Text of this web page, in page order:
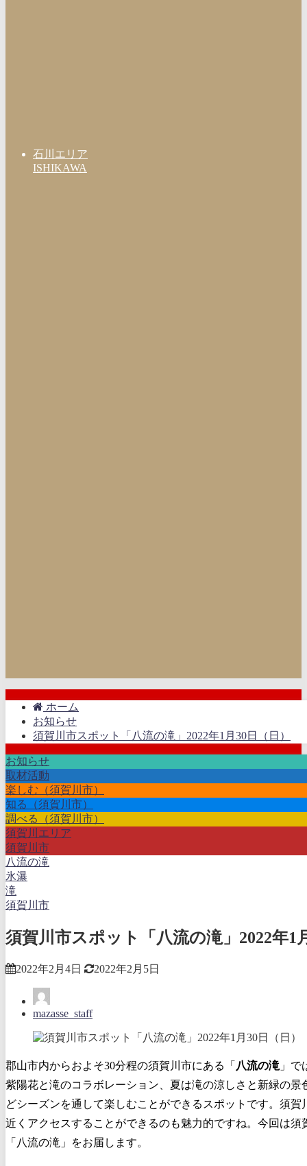
石川エリア
ISHIKAWA
ホーム
お知らせ
須賀川市スポット「八流の滝」2022年1月30日（日）
お知らせ
取材活動
楽しむ（須賀川市）
知る（須賀川市）
調べる（須賀川市）
須賀川エリア
須賀川市
八流の滝
氷瀑
滝
須賀川市
須賀川市スポット「八流の滝」2022年1
2022年2月4日 2022年2月5日
mazasse_staff
郡山市内からおよそ30分程の須賀川市にある「 八流の滝 」で
紫陽花と滝のコラボレーション、夏は滝の涼しさと新緑の景
どシーズンを通して楽しむことができるスポットです。須賀
近くアクセスすることができるのも魅力的ですね。今回は須
「八流の滝」をお届します。